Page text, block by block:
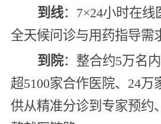
到线：7×24小时在线
全天候问诊与用药指导需
到院：整合约5万名
超5100家合作医院、24万
供从精准分诊到专家预约